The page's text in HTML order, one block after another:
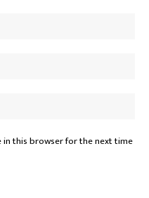
in this browser for the next time